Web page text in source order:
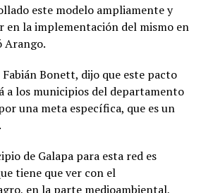
este modelo ampliamente y
en la implementación del mismo en
Arango.
Fabián Bonett, dijo que este pacto
a los municipios del departamento
una meta específica, que es un
de Galapa para esta red es
tiene que ver con el
en la parte medioambiental,